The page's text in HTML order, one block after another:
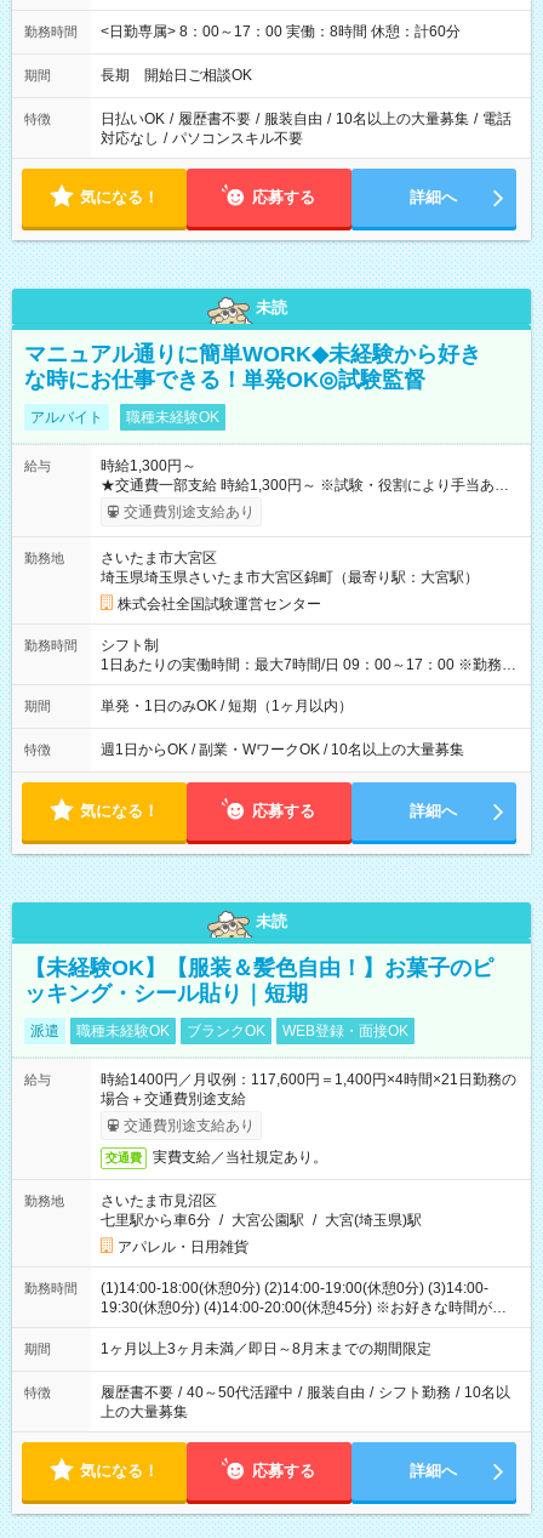
勤務時間 <日勤専属> 8：00～17：00 実働：8時間 休憩：計60分
期間 長期 開始日ご相談OK
特徴 日払いOK / 履歴書不要 / 服装自由 / 10名以上の大量募集 / 電話
対応なし / パソコンスキル不要
気になる！ 応募する 詳細へ
未読
マニュアル通りに簡単WORK◆未経験から好き
な時にお仕事できる！単発OK◎試験監督
アルバイト 職種未経験OK
給与
時給1,300円～
★交通費一部支給 時給1,300円～ ※試験・役割により手当あり
※勤務回数により昇給あり 【即給（前払い）オプションあ
り！】 希望される場合、勤務から1週間ほどで給与の一部を受け
例】 ・河合塾模擬試験 8:30～17:30（休憩1時間） 時給1,300円
×8時間＝日収10,400円＋交通費 ※当日の役割により時給＋100
円の場合あり ・国家試験 7:00～13:30（休憩なし） 時給1,300
円（役割手当＋100円）×6時間＝日収8,400円＋交通費 【試用期
間】試用期間なし
交通費別途支給あり
勤務地
さいたま市大宮区
埼玉県埼玉県さいたま市大宮区錦町（最寄り駅：大宮駅）
株式会社全国試験運営センター
勤務時間
シフト制
1日あたりの実働時間：最大7時間/日 09：00～17：00 ※勤務時
間は 試験により異なります。
期間 単発・1日のみOK / 短期（1ヶ月以内）
特徴 週1日からOK / 副業・WワークOK / 10名以上の大量募集
気になる！ 応募する 詳細へ
未読
【未経験OK】【服装＆髪色自由！】お菓子のピ
ッキング・シール貼り｜短期
派遣 職種未経験OK ブランクOK WEB登録・面接OK
給与
時給1400円／月収例：117,600円＝1,400円×4時間×21日勤務の
場合＋交通費別途支給
交通費別途支給あり
交通費 実費支給／当社規定あり。
勤務地
さいたま市見沼区
七里駅から車6分 / 大宮公園駅 / 大宮(埼玉県)駅
アパレル・日用雑貨
勤務時間
(1)14:00-18:00(休憩0分) (2)14:00-19:00(休憩0分) (3)14:00-
19:30(休憩0分) (4)14:00-20:00(休憩45分) ※お好きな時間が選べ
ます
期間 1ヶ月以上3ヶ月未満／即日～8月末までの期間限定
特徴 履歴書不要 / 40～50代活躍中 / 服装自由 / シフト勤務 / 10名以
上の大量募集
気になる！ 応募する 詳細へ